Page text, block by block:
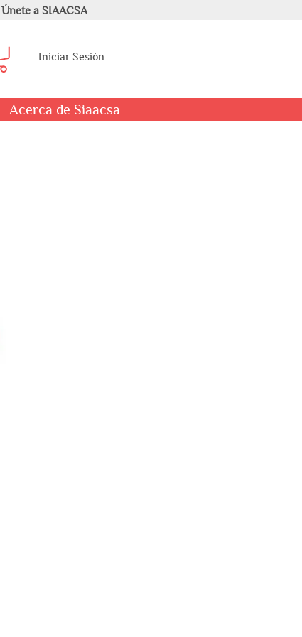
Únete a SIAACSA
Iniciar Sesión
Acerca de Siaacsa